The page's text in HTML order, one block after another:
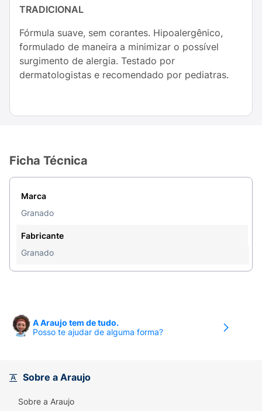
TRADICIONAL
Fórmula suave, sem corantes. Hipoalergênico,
formulado de maneira a minimizar o possível
surgimento de alergia. Testado por
dermatologistas e recomendado por pediatras.
Ficha Técnica
Marca
Granado
Fabricante
Granado
A Araujo tem de tudo.
Posso te ajudar de alguma forma?
Sobre a Araujo
Sobre a Araujo